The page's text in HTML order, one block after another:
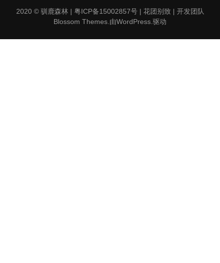
2020 © 驯鹿森林| 粤ICP备15002857号| 花团别致 | 开发团队
Blossom Themes.由WordPress.驱动